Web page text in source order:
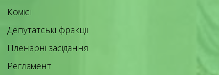
Комісії
Депутатські фракції
Пленарні засідання
Регламент